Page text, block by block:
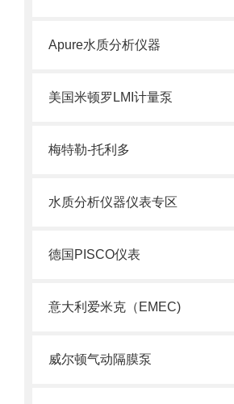
Apure水质分析仪器
美国米顿罗LMI计量泵
梅特勒-托利多
水质分析仪器仪表专区
德国PISCO仪表
意大利爱米克（EMEC)
威尔顿气动隔膜泵